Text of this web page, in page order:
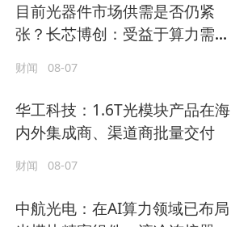
目前光器件市场供需是否仍紧
张？长芯博创：受益于算力需求
财闻 08-07
华工科技：1.6T光模块产品在海
内外集成商、渠道商批量交付
财闻 08-07
中航光电：在AI算力领域已布局